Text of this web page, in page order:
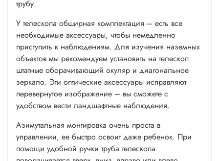
трубу.
У телескопа обширная комплектация – есть все
необходимые аксессуары, чтобы немедленно
приступить к наблюдениям. Для изучения наземных
объектов мы рекомендуем установить на телескоп
штатные оборачивающий окуляр и диагональное
зеркало. Эти оптические аксессуары исправляют
перевернутое изображение – вы сможете с
удобством вести ландшафтные наблюдения.
Азимутальная монтировка очень проста в
управлении, ее быстро освоит даже ребенок. При
помощи удобной ручки труба телескопа